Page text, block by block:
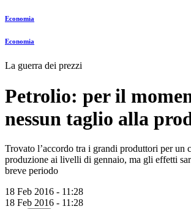
Economia
Economia
La guerra dei prezzi
Petrolio: per il
nessun taglio alla
Trovato l’accordo tra i grandi produttori per un
produzione ai livelli di gennaio, ma gli effetti
breve periodo
18 Feb 2016 - 11:28
18 Feb 2016 - 11:28